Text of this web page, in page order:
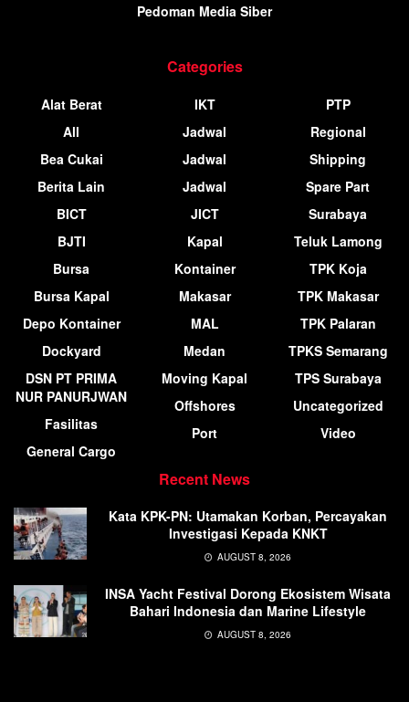
Pedoman Media Siber
Categories
Alat Berat
All
Bea Cukai
Berita Lain
BICT
BJTI
Bursa
Bursa Kapal
Depo Kontainer
Dockyard
DSN PT PRIMA
NUR PANURJWAN
Fasilitas
General Cargo
IKT
Jadwal
Jadwal
Jadwal
JICT
Kapal
Kontainer
Makasar
MAL
Medan
Moving Kapal
Offshores
Port
PTP
Regional
Shipping
Spare Part
Surabaya
Teluk Lamong
TPK Koja
TPK Makasar
TPK Palaran
TPKS Semarang
TPS Surabaya
Uncategorized
Video
Recent News
Kata KPK-PN: Utamakan Korban, Percayakan
Investigasi Kepada KNKT
AUGUST 8, 2026
INSA Yacht Festival Dorong Ekosistem Wisata
Bahari Indonesia dan Marine Lifestyle
AUGUST 8, 2026